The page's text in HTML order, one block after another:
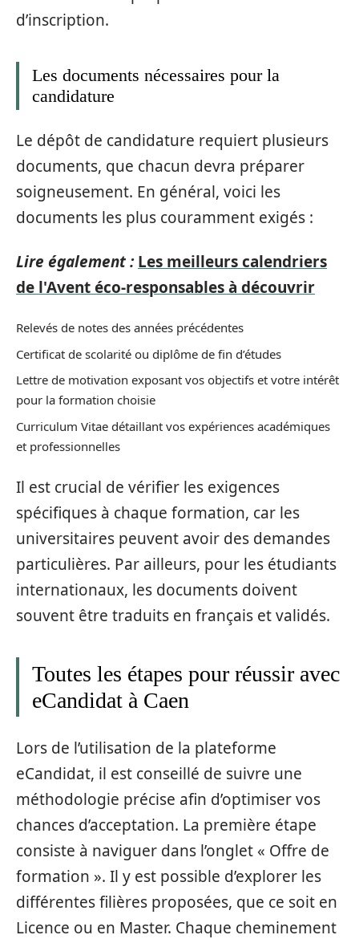
d’inscription.
Les documents nécessaires pour la
candidature
Le dépôt de candidature requiert plusieurs
documents, que chacun devra préparer
soigneusement. En général, voici les
documents les plus couramment exigés :
Lire également : Les meilleurs calendriers
de l'Avent éco-responsables à découvrir
Relevés de notes des années précédentes
Certificat de scolarité ou diplôme de fin d’études
Lettre de motivation exposant vos objectifs et votre intérêt
pour la formation choisie
Curriculum Vitae détaillant vos expériences académiques
et professionnelles
Il est crucial de vérifier les exigences
spécifiques à chaque formation, car les
universitaires peuvent avoir des demandes
particulières. Par ailleurs, pour les étudiants
internationaux, les documents doivent
souvent être traduits en français et validés.
Toutes les étapes pour réussir avec
eCandidat à Caen
Lors de l’utilisation de la plateforme
eCandidat, il est conseillé de suivre une
méthodologie précise afin d’optimiser vos
chances d’acceptation. La première étape
consiste à naviguer dans l’onglet « Offre de
formation ». Il y est possible d’explorer les
différentes filières proposées, que ce soit en
Licence ou en Master. Chaque cheminement